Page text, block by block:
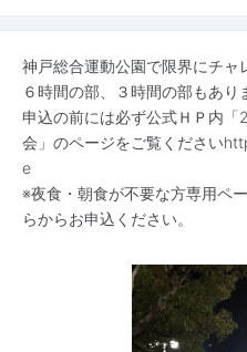
神戸総合運動公園で限界にチャ
６時間の部、３時間の部もあり
申込の前には必ず公式ＨＰ内
会」のページをご覧ください
e
※夜食・朝食が不要な方専用ペ
らからお申込ください。